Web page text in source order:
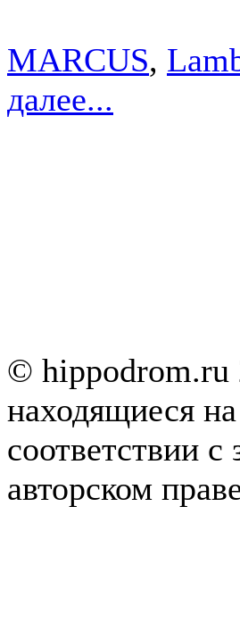
MARCUS,
далее...
© hippodrom.ru
находящиеся
соответствии
авторском